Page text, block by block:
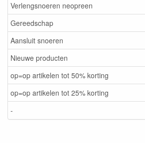
Verlengsnoeren neopreen
Gereedschap
Aansluit snoeren
Nieuwe producten
op=op artikelen tot 50% korting
op=op artikelen tot 25% korting
-